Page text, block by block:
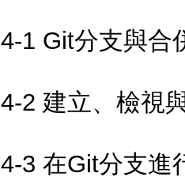
4-1 Git分支與合
4-2 建立、檢視
4-3 在Git分支進